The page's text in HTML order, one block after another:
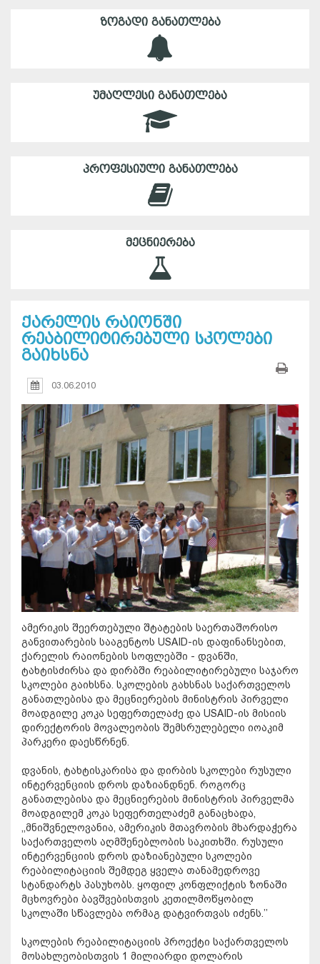
ᲖᲝᲒᲐᲓᲘ ᲒᲐᲜᲐᲗᲚᲔᲑᲐ
ᲣᲛᲐᲦᲚᲔᲡᲘ ᲒᲐᲜᲐᲗᲚᲔᲑᲐ
ᲞᲠᲝᲤᲔᲡᲘᲣᲚᲘ ᲒᲐᲜᲐᲗᲚᲔᲑᲐ
ᲛᲔᲪᲜᲘᲔᲠᲔᲑᲐ
ქარელის რაიონში
რეაბილიტირებული სკოლები
გაიხსნა
03.06.2010
ამერიკის შეერთებული შტატების საერთაშორისო
განვითარების სააგენტოს USAID-ის დაფინანსებით,
ქარელის რაიონების სოფლებში - დვანში,
ტახტისძირსა და დირბში რეაბილიტირებული საჯარო
სკოლები გაიხსნა. სკოლების გახსნას საქართველოს
განათლებისა და მეცნიერების მინისტრის პირველი
მოადგილე კოკა სეფერთელაძე და USAID-ის მისიის
დირექტორის მოვალეობის შემსრულებელი იოაკიმ
პარკერი დაესწრნენ.
დვანის, ტახტისკარისა და დირბის სკოლები რუსული
ინტერვენციის დროს დაზიანდნენ. როგორც
განათლებისა და მეცნიერების მინისტრის პირველმა
მოადგილემ კოკა სეფერთელაძემ განაცხადა,
,,მნიშვნელოვანია, ამერიკის მთავრობის მხარდაჭერა
საქართველოს აღმშენებლობის საკითხში. რუსული
ინტერვენციის დროს დაზიანებული სკოლები
რეაბილიტაციის შემდეგ ყველა თანამედროვე
სტანდარტს პასუხობს. ყოფილ კონფლიქტის ზონაში
მცხოვრები ბავშვებისთვის კეთილმოწყობილ
სკოლაში სწავლება ორმაგ დატვირთვას იძენს.’’
სკოლების რეაბილიტაციის პროექტი საქართველოს
მოსახლეობისთვის 1 მილიარდი დოლარის